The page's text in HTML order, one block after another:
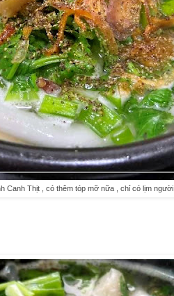
Canh Thịt , có thêm tóp mỡ nữa , chỉ có lịm người